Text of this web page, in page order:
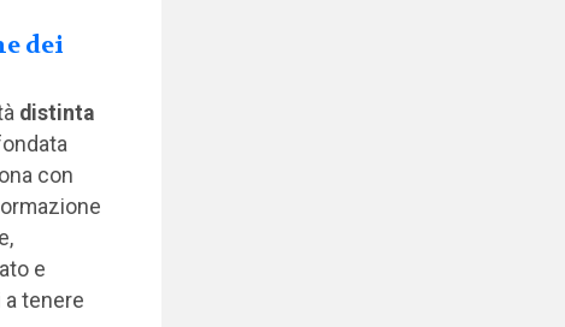
dei
distinta
con
e
a tenere